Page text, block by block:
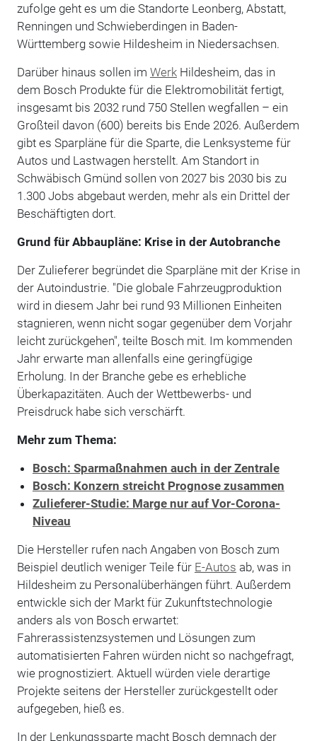
zufolge geht es um die Standorte Leonberg, Abstatt,
Renningen und Schwieberdingen in Baden-
Württemberg sowie Hildesheim in Niedersachsen.
Darüber hinaus sollen im WerkHildesheim, das in
dem Bosch Produkte für die Elektromobilität fertigt,
insgesamt bis 2032 rund 750 Stellen wegfallen – ein
Großteil davon (600) bereits bis Ende 2026. Außerdem
gibt es Sparpläne für die Sparte, die Lenksysteme für
Autos und Lastwagen herstellt. Am Standort in
Schwäbisch Gmünd sollen von 2027 bis 2030 bis zu
1.300 Jobs abgebaut werden, mehr als ein Drittel der
Beschäftigten dort.
Grund für Abbaupläne: Krise in der Autobranche
Der Zulieferer begründet die Sparpläne mit der Krise in
der Autoindustrie. "Die globale Fahrzeugproduktion
wird in diesem Jahr bei rund 93 Millionen Einheiten
stagnieren, wenn nicht sogar gegenüber dem Vorjahr
leicht zurückgehen", teilte Bosch mit. Im kommenden
Jahr erwarte man allenfalls eine geringfügige
Erholung. In der Branche gebe es erhebliche
Überkapazitäten. Auch der Wettbewerbs- und
Preisdruck habe sich verschärft.
Mehr zum Thema:
Bosch: Sparmaßnahmen auch in der Zentrale
Bosch: Konzern streicht Prognose zusammen
Zulieferer-Studie: Marge nur auf Vor-Corona-
Niveau
Die Hersteller rufen nach Angaben von Bosch zum
Beispiel deutlich weniger Teile für E-Autos ab, was in
Hildesheim zu Personalüberhängen führt. Außerdem
entwickle sich der Markt für Zukunftstechnologie
anders als von Bosch erwartet:
Fahrerassistenzsystemen und Lösungen zum
automatisierten Fahren würden nicht so nachgefragt,
wie prognostiziert. Aktuell würden viele derartige
Projekte seitens der Hersteller zurückgestellt oder
aufgegeben, hieß es.
In der Lenkungssparte macht Bosch demnach der